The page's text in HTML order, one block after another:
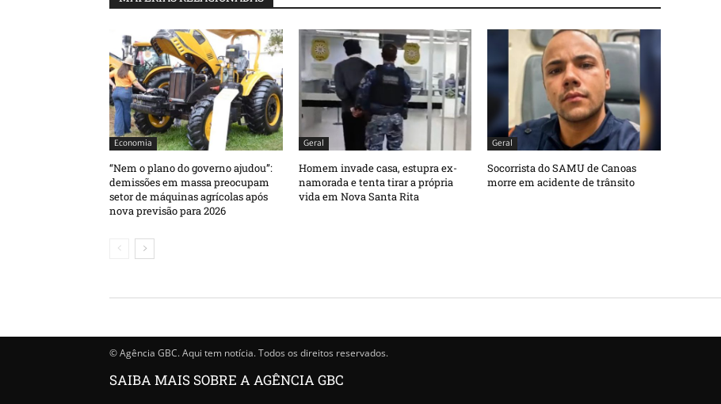
Economia
“Nem o plano do governo ajudou”:
demissões em massa preocupam
setor de máquinas agrícolas após
nova previsão para 2026
Geral
Homem invade casa, estupra ex-
namorada e tenta tirar a própria
vida em Nova Santa Rita
Geral
Socorrista do SAMU de Canoas
morre em acidente de trânsito
© Agência GBC. Aqui tem notícia. Todos os direitos reservados.
SAIBA MAIS SOBRE A AGÊNCIA GBC